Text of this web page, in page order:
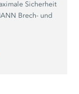
Sicherheit
Brech- und